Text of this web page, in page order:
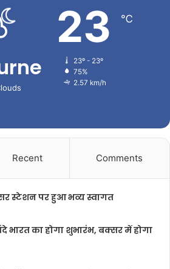
23 ℃
23º - 23º
75%
2.57 km/h
Recent Comments
स्टेशन पर हुआ भव्य स्वागत
का होगा शुभारंभ, बक्सर में होगा